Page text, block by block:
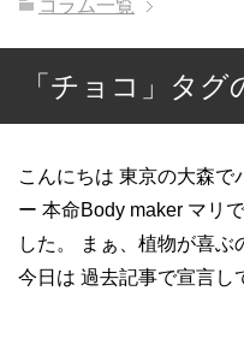
コラム一覧
「チョコ」タグ
こんにちは 東京の大森で
ー 本命Body maker マリ
した。 まぁ、植物が喜ぶ
今日は 過去記事で宣言し